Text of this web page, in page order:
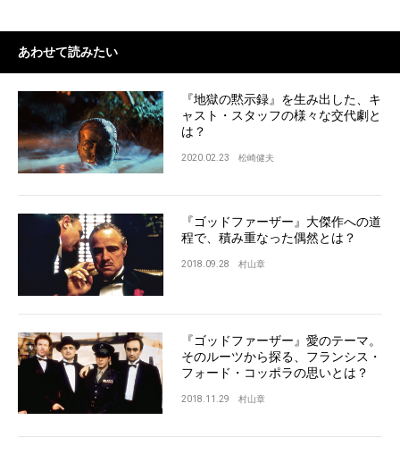
あわせて読みたい
『地獄の黙示録』を生み出した、キ
ャスト・スタッフの様々な交代劇と
は？
2020.02.23 松崎健夫
『ゴッドファーザー』大傑作への道
程で、積み重なった偶然とは？
2018.09.28 村山章
『ゴッドファーザー』愛のテーマ。
そのルーツから探る、フランシス・
フォード・コッポラの思いとは？
2018.11.29 村山章